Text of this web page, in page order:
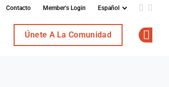
Contacto Member's Login Add us
Únete A La Comunidad